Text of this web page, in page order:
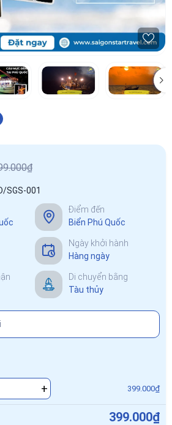
SGS-001
Điểm đến
Biển Phú Quốc
Ngày khởi hành
Hàng ngày
Di chuyển bằng
Tàu thủy
+ 399.000₫
399.000₫